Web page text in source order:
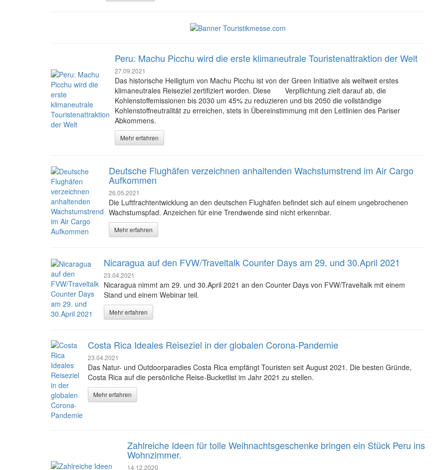
Peru: Machu Picchu wird die erste klimaneutrale Touristenattraktion der Welt
27.09.2021
Das historische Heiligtum von Machu Picchu ist von der Green Initiative als weltweit erstes
klimaneutrales Reiseziel zertifiziert worden. Diese Verpflichtung zielt darauf ab, die
Kohlenstoffemissionen bis 2030 um 45% zu reduzieren und bis 2050 die vollständige
Kohlenstoffneutralität zu erreichen, stets in Übereinstimmung mit den Leitlinien des Pariser
Abkommens.
Mehr erfahren
Deutsche Flughäfen verzeichnen anhaltenden Wachstumstrend im Air Cargo
Aufkommen
26.05.2021
Die Luftfrachtentwicklung an den deutschen Flughäfen befindet sich auf einem ungebrochenen
Wachstumspfad. Anzeichen für eine Trendwende sind nicht erkennbar.
Mehr erfahren
Nicaragua auf den FVW/Traveltalk Counter Days am 29. und 30.April 2021
23.04.2021
Nicaragua nimmt am 29. und 30.April 2021 an den Counter Days von FVW/Traveltalk mit einem
Stand und einem Webinar teil.
Mehr erfahren
Costa Rica Ideales Reiseziel in der globalen Corona-Pandemie
23.04.2021
Das Natur- und Outdoorparadies Costa Rica empfängt Touristen seit August 2021. Die besten Gründe,
Costa Rica auf die persönliche Reise-Bucketlist im Jahr 2021 zu stellen.
Mehr erfahren
Zahlreiche Ideen für tolle Weihnachtsgeschenke bringen ein Stück Peru ins
Wohnzimmer.
14.12.2020